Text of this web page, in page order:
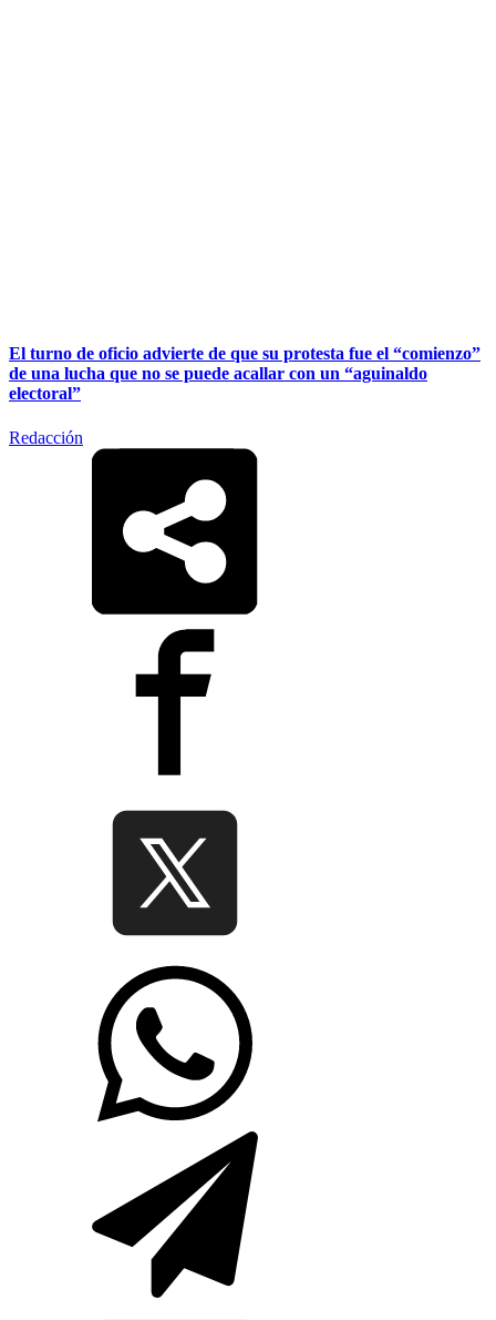
El turno de oficio advierte de que su protesta fue el “comienzo”
de una lucha que no se puede acallar con un “aguinaldo
electoral”
Redacción